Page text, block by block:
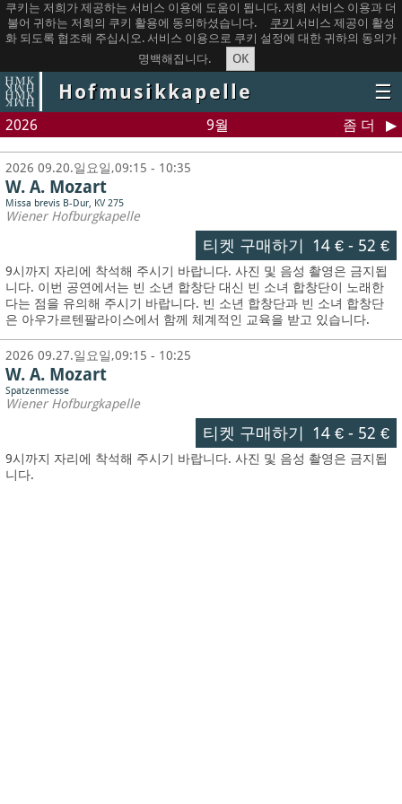
쿠키는 저희가 제공하는 서비스 이용에 도움이 됩니다. 저희 서비스 이용과 더
불어 귀하는 저희의 쿠키 활용에 동의하셨습니다.
쿠키 서비스 제공이 활성
화 되도록 협조해 주십시오. 서비스 이용으로 쿠키 설정에 대한 귀하의 동의가
명백해집니다.
OK
Hofmusikkapelle ☰
2026 9월 좀 더
2026 09.20.일요일,09:15 - 10:35
W. A. Mozart
Missa brevis B-Dur, KV 275
Wiener Hofburgkapelle
티켓 구매하기 14 €- 52 €
9시까지 자리에 착석해 주시기 바랍니다. 사진 및 음성 촬영은 금지됩
니다. 이번 공연에서는 빈 소년 합창단 대신 빈 소녀 합창단이 노래한
다는 점을 유의해 주시기 바랍니다. 빈 소년 합창단과 빈 소녀 합창단
은 아우가르텐팔라이스에서 함께 체계적인 교육을 받고 있습니다.
2026 09.27.일요일,09:15 - 10:25
W. A. Mozart
Spatzenmesse
Wiener Hofburgkapelle
티켓 구매하기 14 €- 52 €
9시까지 자리에 착석해 주시기 바랍니다. 사진 및 음성 촬영은 금지됩
니다.